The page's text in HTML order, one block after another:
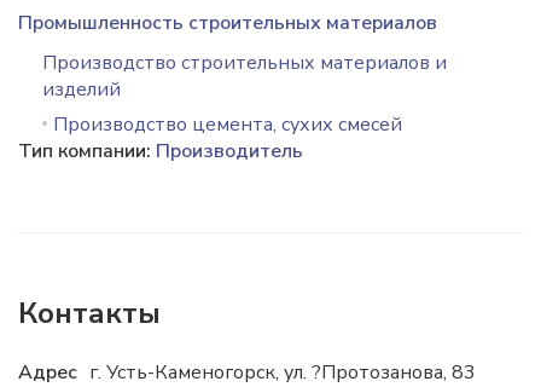
Промышленность строительных материалов
Производство строительных материалов и
изделий
Производство цемента, сухих смесей
Тип компании: Производитель
Контакты
Адрес г. Усть-Каменогорск, ул. ?Протозанова, 83